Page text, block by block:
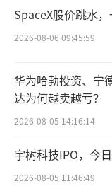
五家中
不只是为了刷
逐中，“卷”出
了世界级的产
赛事营销本身
SpaceX股价跳水
2026-08-06 09:45:59
华为哈勃投资、宁
达为何越卖越亏？
2026-08-05 14:16:14
宇树科技IPO，今
2026-08-05 11:46:49